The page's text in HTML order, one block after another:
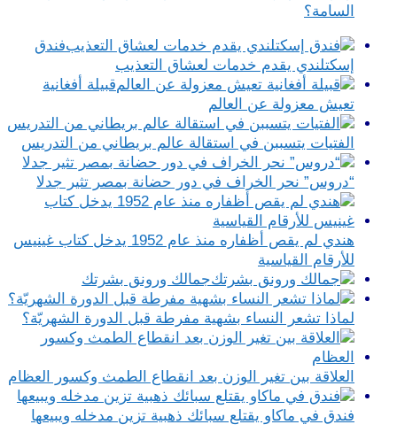
السامة؟
فندق
إسكتلندي يقدم خدمات لعشاق التعذيب
قبيلة أفغانية
تعيش معزولة عن العالم
الفتيات يتسببن في استقالة عالم بريطاني من التدريس
“دروس” نحر الخراف في دور حضانة بمصر تثير جدلا
هندي لم يقص أظفاره منذ عام 1952 يدخل كتاب غينيس
للأرقام القياسية
جمالك ورونق بشرتك
لماذا تشعر النساء بشهية مفرطة قبل الدورة الشهريّة؟
العلاقة بين تغير الوزن بعد انقطاع الطمث وكسور العظام
فندق في ماكاو يقتلع سبائك ذهبية تزين مدخله ويبيعها